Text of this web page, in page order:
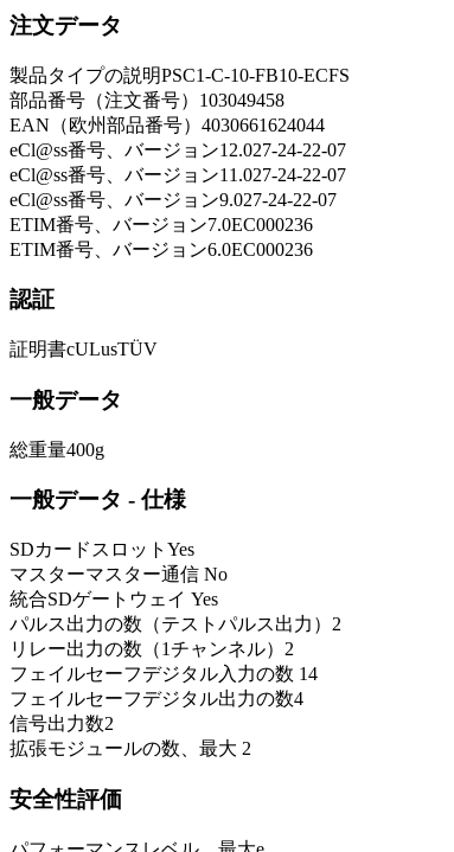
注文データ
製品タイプの説明PSC1-C-10-FB10-ECFS
部品番号（注文番号） 103049458
EAN（欧州部品番号） 4030661624044
eCl@ss番号、バージョン12.027-24-22-07
eCl@ss番号、バージョン11.027-24-22-07
eCl@ss番号、バージョン9.027-24-22-07
ETIM番号、バージョン7.0EC000236
ETIM番号、バージョン6.0EC000236
認証
証明書cULusTÜV
一般データ
総重量400g
一般データ - 仕様
SDカードスロット Yes
マスターマスター通信 No
統合SDゲートウェイ Yes
パルス出力の数（テストパルス出力） 2
リレー出力の数（1チャンネル） 2
フェイルセーフデジタル入力の数 14
フェイルセーフデジタル出力の数4
信号出力数2
拡張モジュールの数、最大 2
安全性評価